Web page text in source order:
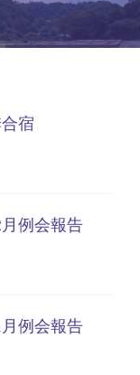
宿
例会報告
例会報告